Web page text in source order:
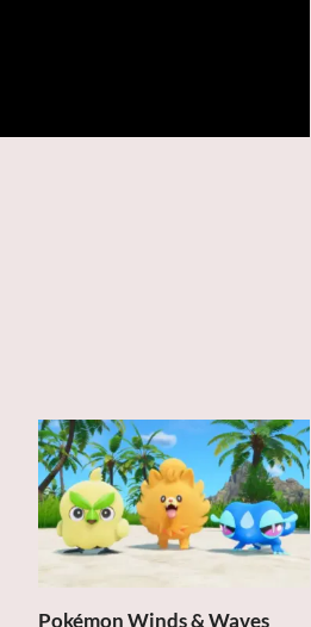
Pokémon Winds & Waves